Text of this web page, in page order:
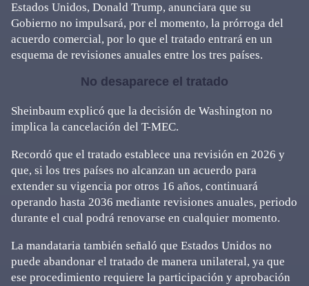
Estados Unidos, Donald Trump, anunciara que su
Gobierno no impulsará, por el momento, la prórroga del
acuerdo comercial, por lo que el tratado entrará en un
esquema de revisiones anuales entre los tres países.
No desaparece el tratado
Sheinbaum explicó que la decisión de Washington no
implica la cancelación del T-MEC.
Recordó que el tratado establece una revisión en 2026 y
que, si los tres países no alcanzan un acuerdo para
extender su vigencia por otros 16 años, continuará
operando hasta 2036 mediante revisiones anuales, periodo
durante el cual podrá renovarse en cualquier momento.
La mandataria también señaló que Estados Unidos no
puede abandonar el tratado de manera unilateral, ya que
ese procedimiento requiere la participación y aprobación